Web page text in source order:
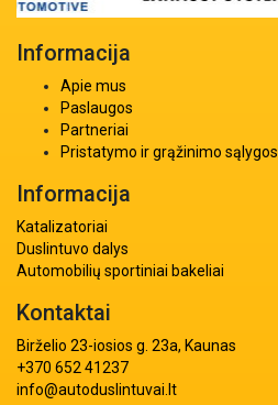
Informacija
Apie mus
Paslaugos
Partneriai
Pristatymo ir grąžinimo sąlygos
Informacija
Katalizatoriai
Duslintuvo dalys
Automobilių sportiniai bakeliai
Kontaktai
Birželio 23-iosios g. 23a, Kaunas
+370 652 41237
info@autoduslintuvai.lt